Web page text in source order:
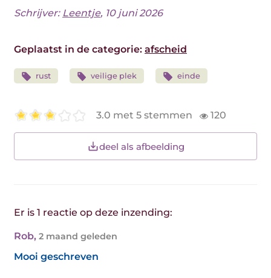
Schrijver: Leentje, 10 juni 2026
Geplaatst in de categorie: afscheid
rust veilige plek einde
3.0 met 5 stemmen 120
deel als afbeelding
Er is 1 reactie op deze inzending:
Rob, 2 maand geleden
Mooi geschreven